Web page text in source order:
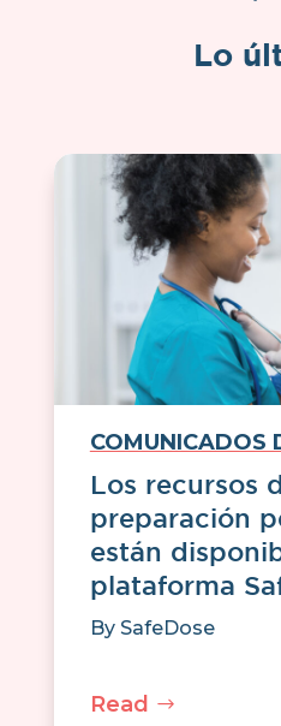
Lo
COMUNICADOS
Los recursos
preparación
están
plataforma
By SafeDose
Read